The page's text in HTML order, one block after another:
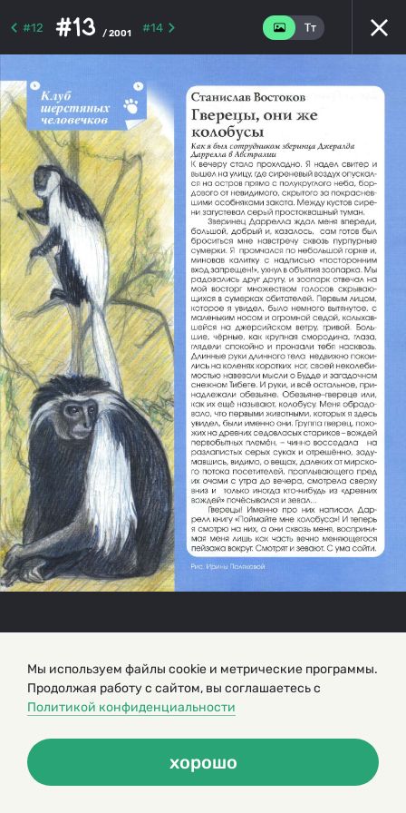
#12 #13 / 2001 #14
Мы используем файлы cookie и метрические программы.
Продолжая работу с сайтом, вы соглашаетесь с
Политикой конфиденциальности
хорошо